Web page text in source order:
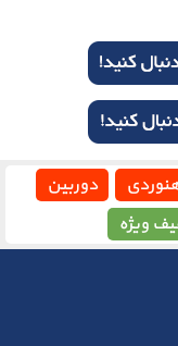
دوربین
ویژه